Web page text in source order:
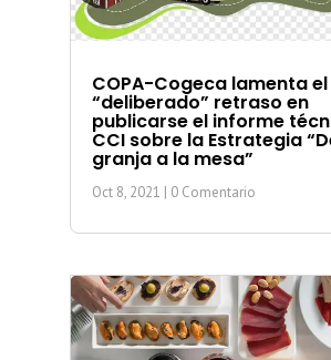
COPA-Cogeca lamenta el
“deliberado” retraso en
publicarse el informe
CCI sobre la Estrategia
granja a la mesa”
Oct 8, 2021 | 0 Comentario